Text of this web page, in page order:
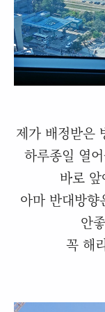
제가 배정받은
하루종일 열
바로
아마 반대방
안
꼭 해